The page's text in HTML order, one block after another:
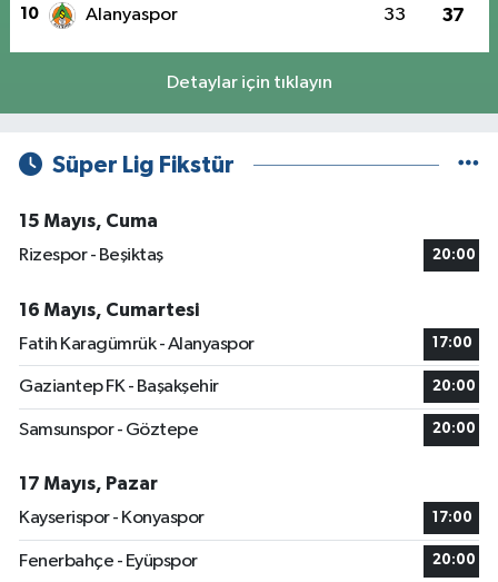
10 Alanyaspor 33 37
Detaylar için tıklayın
Süper Lig Fikstür
15 Mayıs, Cuma
Rizespor - Beşiktaş
20:00
16 Mayıs, Cumartesi
Fatih Karagümrük - Alanyaspor
17:00
Gaziantep FK - Başakşehir 20:00
Samsunspor - Göztepe 20:00
17 Mayıs, Pazar
Kayserispor - Konyaspor
17:00
Fenerbahçe - Eyüpspor 20:00